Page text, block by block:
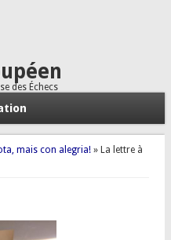
des Échecs
mais con alegria!» La lettre à